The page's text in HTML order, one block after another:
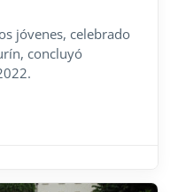
jóvenes, celebrado
concluyó